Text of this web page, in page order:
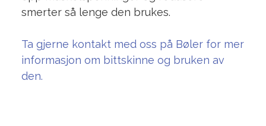
smerter så lenge den brukes.
Ta gjerne kontakt med oss på Bøler for mer
informasjon om bittskinne og bruken av
den.